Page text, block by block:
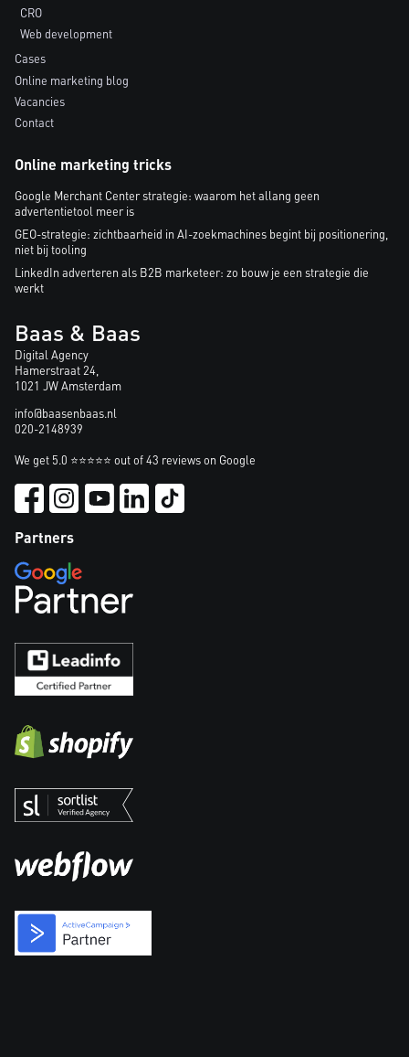
CRO
Web development
Cases
Online marketing blog
Vacancies
Contact
Online marketing tricks
Google Merchant Center strategie: waarom het allang geen
advertentietool meer is
GEO-strategie: zichtbaarheid in AI-zoekmachines begint bij positionering,
niet bij tooling
LinkedIn adverteren als B2B marketeer: zo bouw je een strategie die
werkt
Baas & Baas
Digital Agency
Hamerstraat 24,
1021 JW Amsterdam
info@baasenbaas.nl
020-2148939
We get 5.0 ⭐⭐⭐⭐⭐ out of 43 reviews on Google
Partners